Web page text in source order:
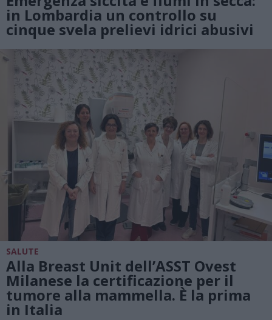
in Lombardia un controllo su
cinque svela prelievi idrici abusivi
SALUTE
Alla Breast Unit dell’ASST Ovest
Milanese la certificazione per il
tumore alla mammella. È la prima
in Italia